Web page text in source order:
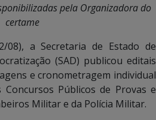
pela Organizadora do
certame
08), a Secretaria de Estado de
(SAD) publicou editais
e cronometragem individual
Públicos de Provas e
Militar e da Polícia Militar.